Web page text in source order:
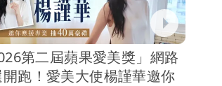
第二屆蘋果愛美獎」網路
開跑！愛美大使楊謹華邀你